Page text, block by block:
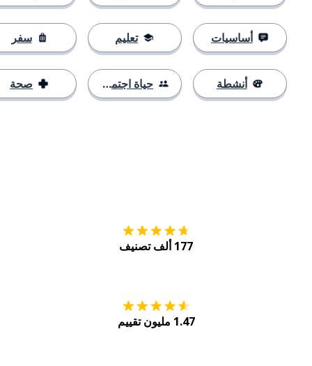
أساسيات
أنشطة
تعليم
حياة اجتماعية
سفر
صحة
177 ألف تصنيف
1.47 مليون تقييم